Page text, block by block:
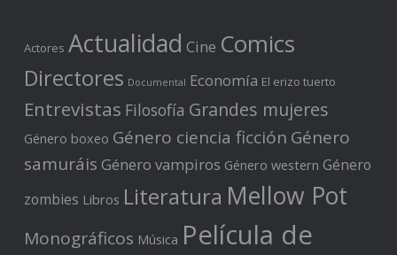
Actores Actualidad Cine Comics
Directores Documental Economía El erizo tuerto
Entrevistas Filosofía Grandes mujeres
Género boxeo Género ciencia ficción Género
samuráis Género vampiros Género western Género
zombies Libros Literatura Mellow Pot
Monográficos Música Película de